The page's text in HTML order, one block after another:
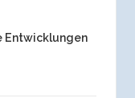
Entwicklungen